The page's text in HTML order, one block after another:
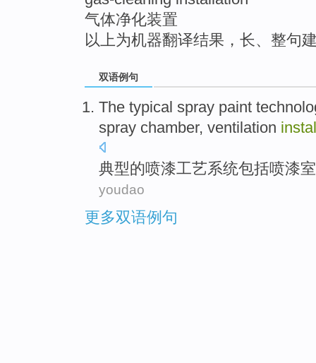
气体净化装置
以上为机器翻译结果，长、整句
双语例句
The typical spray paint
spray chamber, ventilation
典型的喷漆工艺系统包括喷漆室
youdao
更多双语例句